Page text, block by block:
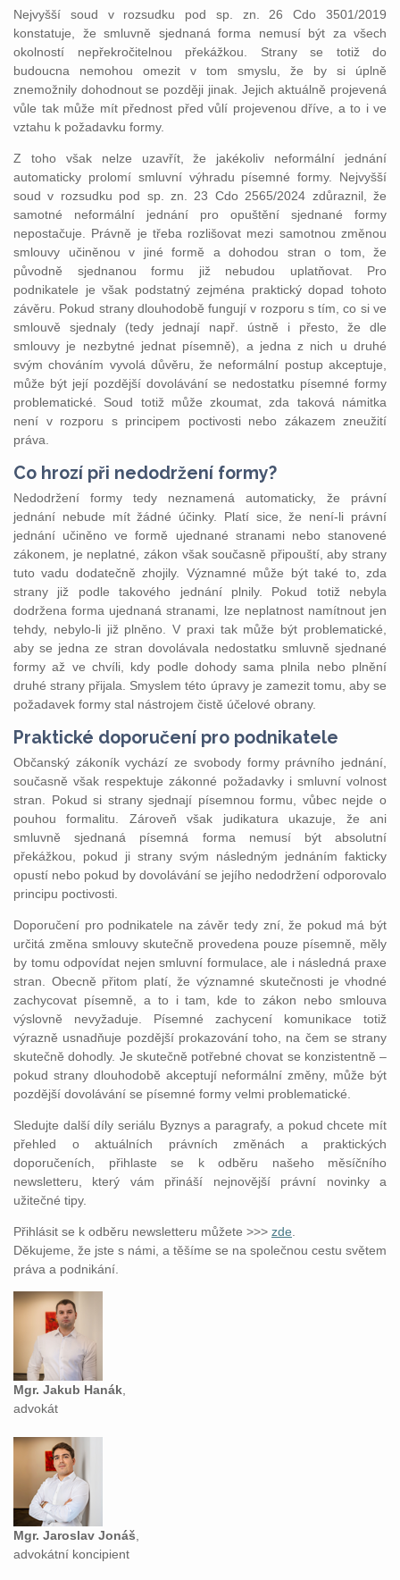
Nejvyšší soud v rozsudku pod sp. zn. 26 Cdo 3501/2019
konstatuje, že smluvně sjednaná forma nemusí být za všech
okolností nepřekročitelnou překážkou. Strany se totiž do
budoucna nemohou omezit v tom smyslu, že by si úplně
znemožnily dohodnout se později jinak. Jejich aktuálně projevená
vůle tak může mít přednost před vůlí projevenou dříve, a to i ve
vztahu k požadavku formy.
Z toho však nelze uzavřít, že jakékoliv neformální jednání
automaticky prolomí smluvní výhradu písemné formy. Nejvyšší
soud v rozsudku pod sp. zn. 23 Cdo 2565/2024 zdůraznil, že
samotné neformální jednání pro opuštění sjednané formy
nepostačuje. Právně je třeba rozlišovat mezi samotnou změnou
smlouvy učiněnou v jiné formě a dohodou stran o tom, že
původně sjednanou formu již nebudou uplatňovat. Pro
podnikatele je však podstatný zejména praktický dopad tohoto
závěru. Pokud strany dlouhodobě fungují v rozporu s tím, co si ve
smlouvě sjednaly (tedy jednají např. ústně i přesto, že dle
smlouvy je nezbytné jednat písemně), a jedna z nich u druhé
svým chováním vyvolá důvěru, že neformální postup akceptuje,
může být její pozdější dovolávání se nedostatku písemné formy
problematické. Soud totiž může zkoumat, zda taková námitka
není v rozporu s principem poctivosti nebo zákazem zneužití
práva.
Co hrozí při nedodržení formy?
Nedodržení formy tedy neznamená automaticky, že právní
jednání nebude mít žádné účinky. Platí sice, že není-li právní
jednání učiněno ve formě ujednané stranami nebo stanovené
zákonem, je neplatné, zákon však současně připouští, aby strany
tuto vadu dodatečně zhojily. Významné může být také to, zda
strany již podle takového jednání plnily. Pokud totiž nebyla
dodržena forma ujednaná stranami, lze neplatnost namítnout jen
tehdy, nebylo-li již plněno. V praxi tak může být problematické,
aby se jedna ze stran dovolávala nedostatku smluvně sjednané
formy až ve chvíli, kdy podle dohody sama plnila nebo plnění
druhé strany přijala. Smyslem této úpravy je zamezit tomu, aby se
požadavek formy stal nástrojem čistě účelové obrany.
Praktické doporučení pro podnikatele
Občanský zákoník vychází ze svobody formy právního jednání,
současně však respektuje zákonné požadavky i smluvní volnost
stran. Pokud si strany sjednají písemnou formu, vůbec nejde o
pouhou formalitu. Zároveň však judikatura ukazuje, že ani
smluvně sjednaná písemná forma nemusí být absolutní
překážkou, pokud ji strany svým následným jednáním fakticky
opustí nebo pokud by dovolávání se jejího nedodržení odporovalo
principu poctivosti.
Doporučení pro podnikatele na závěr tedy zní, že pokud má být
určitá změna smlouvy skutečně provedena pouze písemně, měly
by tomu odpovídat nejen smluvní formulace, ale i následná praxe
stran. Obecně přitom platí, že významné skutečnosti je vhodné
zachycovat písemně, a to i tam, kde to zákon nebo smlouva
výslovně nevyžaduje. Písemné zachycení komunikace totiž
výrazně usnadňuje pozdější prokazování toho, na čem se strany
skutečně dohodly. Je skutečně potřebné chovat se konzistentně –
pokud strany dlouhodobě akceptují neformální změny, může být
pozdější dovolávání se písemné formy velmi problematické.
Sledujte další díly seriálu Byznys a paragrafy, a pokud chcete mít
přehled o aktuálních právních změnách a praktických
doporučeních, přihlaste se k odběru našeho měsíčního
newsletteru, který vám přináší nejnovější právní novinky a
užitečné tipy.
Přihlásit se k odběru newsletteru můžete >>> zde
Děkujeme, že jste s námi, a těšíme se na společnou cestu světem
práva a podnikání.
Mgr. Jakub Hanák
advokát
Mgr. Jaroslav Jonáš
advokátní koncipient